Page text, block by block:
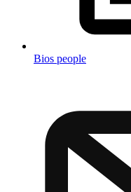
Bios people